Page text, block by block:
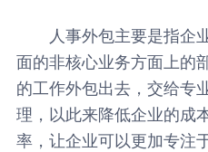
人事外包主要是指企
面的非核心业务方面上的
的工作外包出去，交给专
理，以此来降低企业的成
率，让企业可以更加专注